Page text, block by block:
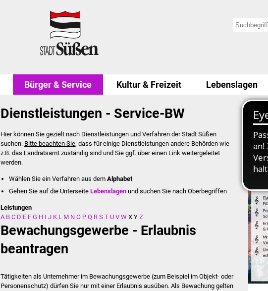
Bürger & Service Kultur & Freizeit Lebenslagen
Dienstleistungen - Service-BW
Hier können Sie gezielt nach Dienstleistungen und Verfahren der Stadt Süßen
suchen. Bitte beachten Sie, dass für einige Dienstleistungen andere Behörden wie
z.B. das Landratsamt zuständig sind und Sie ggf. über einen Link weitergeleitet
werden.
Wählen Sie ein Verfahren aus dem Alphabet
Gehen Sie auf die UnterseiteLebenslagen und suchen Sie nach Oberbegriffen
Leistungen
A B C D E F G H I J K L M N O P Q R S T U V W X Y Z
Bewachungsgewerbe - Erlaubnis
beantragen
Tätigkeiten als Unternehmer im Bewachungsgewerbe (zum Beispiel im Objekt- oder
Personenschutz) dürfen Sie nur mit einer Erlaubnis ausüben. Als Bewachung gelten